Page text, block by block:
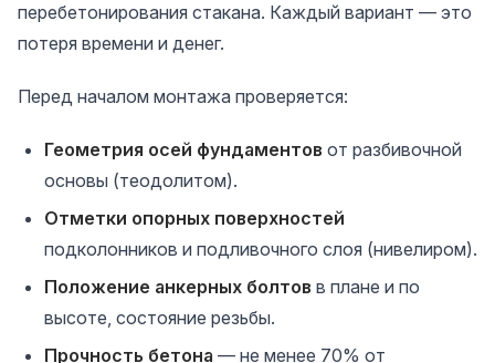
перебетонирования стакана. Каждый вариант — это
потеря времени и денег.
Перед началом монтажа проверяется:
Геометрия осей фундаментов от разбивочной
основы (теодолитом).
Отметки опорных поверхностей
подколонников и подливочного слоя (нивелиром).
Положение анкерных болтов в плане и по
высоте, состояние резьбы.
Прочность бетона — не менее 70% от